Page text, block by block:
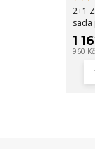
2+1
sada
1
960 Kč